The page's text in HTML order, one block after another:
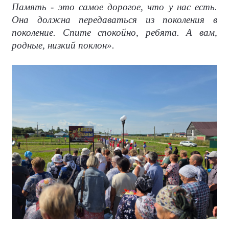
Память - это самое дорогое, что у нас есть.
Она должна передаваться из поколения в
поколение. Спите спокойно, ребята. А вам,
родные, низкий поклон».